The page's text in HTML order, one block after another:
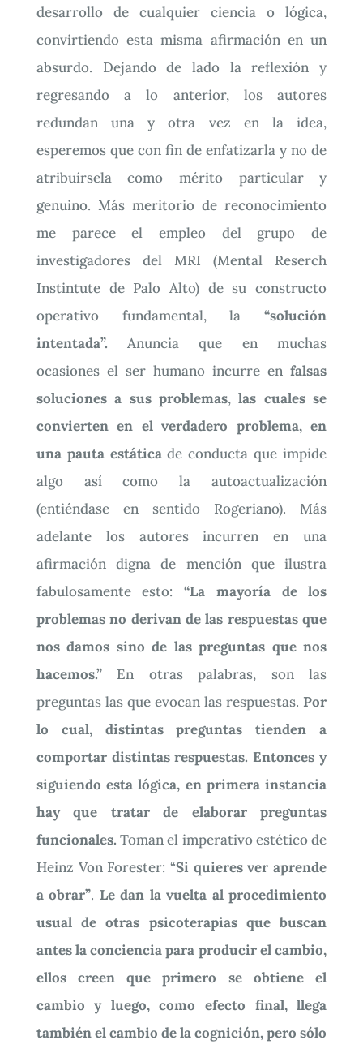
desarrollo de cualquier ciencia o lógica,
convirtiendo esta misma afirmación en un
absurdo. Dejando de lado la reflexión y
regresando a lo anterior, los autores
redundan una y otra vez en la idea,
esperemos que con fin de enfatizarla y no de
atribuírsela como mérito particular y
genuino. Más meritorio de reconocimiento
me parece el empleo del grupo de
investigadores del MRI (Mental Reserch
Instintute de Palo Alto) de su constructo
operativo fundamental, la“solución
intentada”. Anuncia que en muchas
ocasiones el ser humano incurre enfalsas
soluciones a sus problemas, las cuales se
convierten en el verdadero problema, en
una pauta estáticade conducta que impide
algo así como la autoactualización
(entiéndase en sentido Rogeriano). Más
adelante los autores incurren en una
afirmación digna de mención que ilustra
fabulosamente esto:“La mayoría de los
problemas no derivan de las respuestas que
nos damos sino de las preguntas que nos
hacemos.”En otras palabras, son las
preguntas las que evocan las respuestas. Por
lo cual, distintas preguntas tienden a
comportar distintas respuestas. Entonces y
siguiendo esta lógica, en primera instancia
hay que tratar de elaborar preguntas
funcionales. Toman el imperativo estético de
Heinz Von Forester: “Si quieres ver aprende
a obrar”. Le dan la vuelta al procedimiento
usual de otras psicoterapias que buscan
antes la conciencia para producir el cambio,
ellos creen que primero se obtiene el
cambio y luego, como efecto final, llega
también el cambio de la cognición, pero sólo